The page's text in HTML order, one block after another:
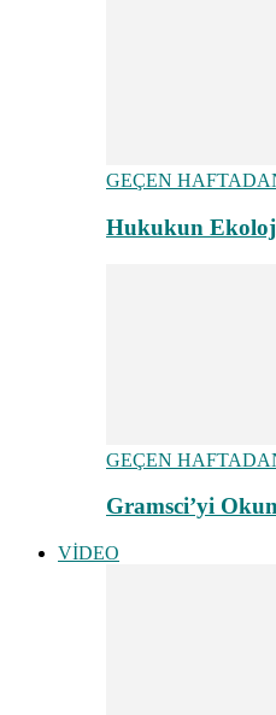
GEÇEN
Hukukun
GEÇEN
Gramsci’yi
VİDEO